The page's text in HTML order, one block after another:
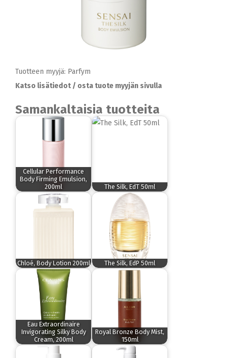
Tuotteen myyjä: Parfym
Katso lisätiedot / osta tuote myyjän sivulla
Samankaltaisia tuotteita
Cellular Performance
Body Firming Emulsion,
200ml
The Silk, EdT 50ml
Chloé, Body Lotion 200ml The Silk, EdP 50ml
Eau Extraordinaire
Invigorating Silky Body
Cream, 200ml
Royal Bronze Body Mist,
150ml